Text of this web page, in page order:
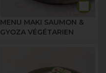
MENU MAKI SAUMON &
GYOZA VÉGÉTARIEN